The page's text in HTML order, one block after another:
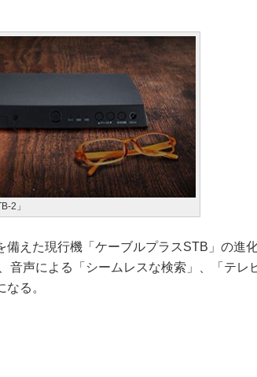
2」
備えた現行機「ケーブルプラスSTB」の進
音声による「シームレスな検索」、「テレ
る。